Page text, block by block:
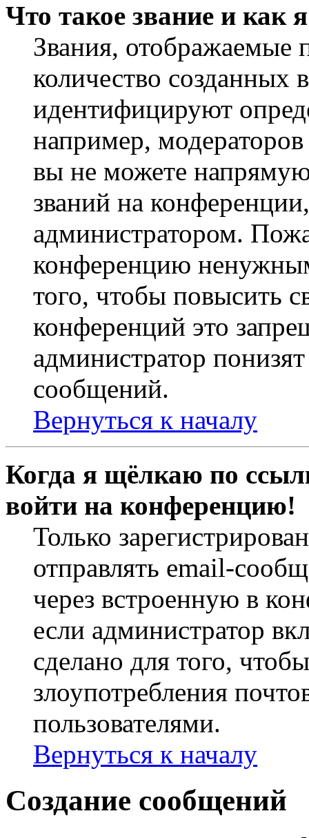
Что такое звание и как
Звания,
количество
идентифицируют
например,
вы не можете
званий на
администратором.
конференцию
того, чтобы повысить
конференций это
администратор
сообщений.
Вернуться к началу
Когда я щёлкаю по
войти на конференцию!
Только
отправлять email-
через встроенную в
если администратор
сделано для того,
злоупотребления
пользователями.
Вернуться к началу
Создание сообщений